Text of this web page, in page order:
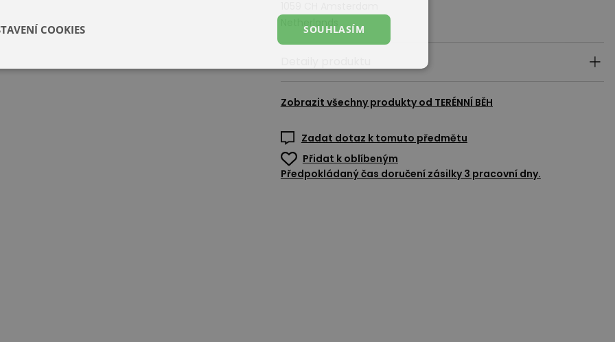
Netherlands
Zobrazit všechny produkty od TERÉNNÍ BĚH
Zadat dotaz k tomuto předmětu
Přidat k oblíbeným
Předpokládaný čas doručení zásilky 3 pracovní dny.
SOUHLASÍM
COOKIES